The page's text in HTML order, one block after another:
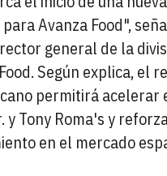
Avanza Food",
general de la
Según explica, el
permitirá
y Tony Roma's y
en el mercado